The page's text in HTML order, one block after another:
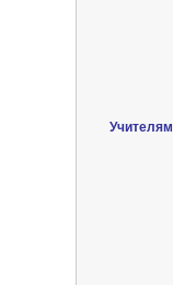
Учителям